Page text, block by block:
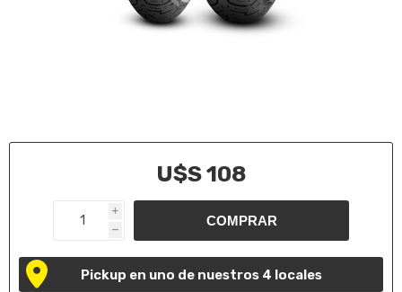
U$S 108
i
h
Pickup en uno de nuestros 4 locales